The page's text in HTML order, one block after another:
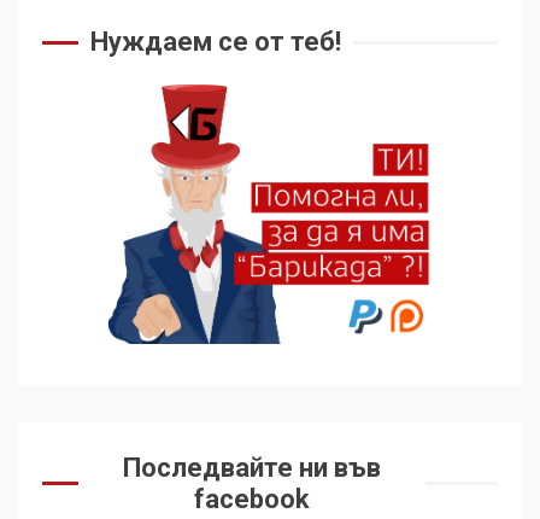
Нуждаем се от теб!
Последвайте ни във
facebook
5
136 страни в ООН
подкрепиха Куба, България
избра да е сред 30
„въздържали се“
Удължаването на „Чат
контрола“ в ЕС е обида за
демокрацията
Фидел Кастро – изкачване
на Черни връх по неговите
стъпки от 1972 г.